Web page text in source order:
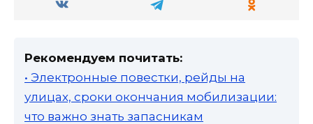
Рекомендуем почитать:
• Электронные повестки, рейды на
улицах, сроки окончания мобилизации:
что важно знать запасникам